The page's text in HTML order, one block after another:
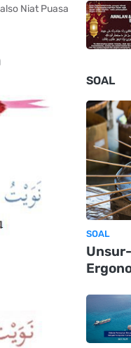
Niat Puasa
SOAL
SOAL